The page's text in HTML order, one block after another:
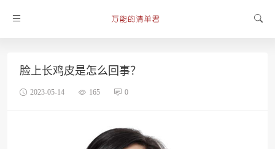
脸上长鸡皮是怎么回事？
2023-05-14 165 0